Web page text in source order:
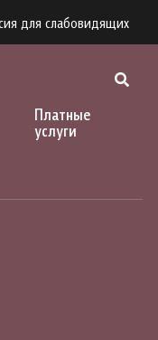
для слабовидящих
Платные
услуги